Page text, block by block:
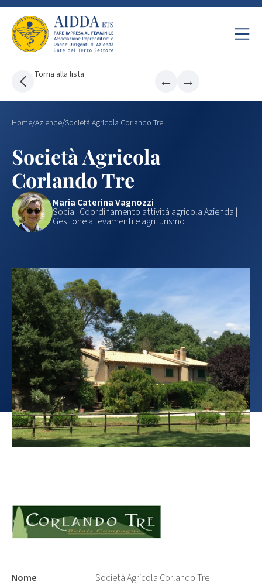
Torna alla lista ← →
Home/Aziende/Società Agricola Corlando Tre
Società Agricola
Corlando Tre
Maria Caterina Vagnozzi
Socia | Coordinamento attività agricola Azienda |
Gestione allevamenti e agriturismo
Nome Società Agricola Corlando Tre